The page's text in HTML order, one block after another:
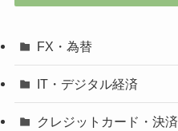
FX・為替
IT・デジタル経済
クレジットカード・決済